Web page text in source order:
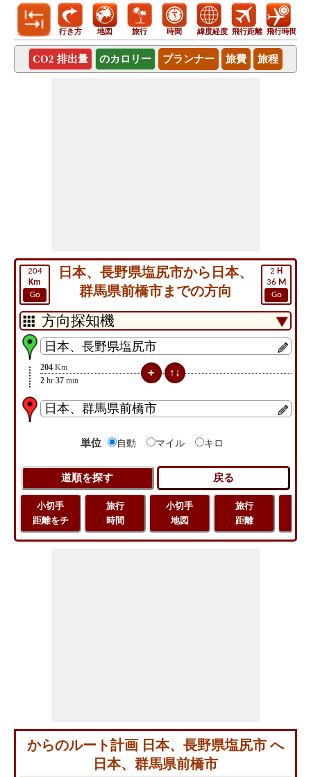
行き方 地図 旅行 時間 緯度経度 飛行距離 飛行時間
CO2 排出量 のカロリー プランナー 旅費 旅程
204
Km
Go
2 H
36 M
Go
日本、長野県塩尻市から日本、
群馬県前橋市までの方向
204 Km
2 hr 37 min
単位 自動 マイル キロ
小切手
距離をチ
旅行
時間
小切手
地図
旅行
距離
からのルート計画 日本、長野県塩尻市 へ
日本、群馬県前橋市